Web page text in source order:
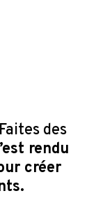
Faites des
rendu
créer